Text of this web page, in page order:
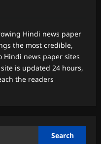
Hindi news paper
the most credible,
Hindi news paper sites
is updated 24 hours,
the readers